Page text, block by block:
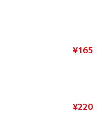
¥165
¥220